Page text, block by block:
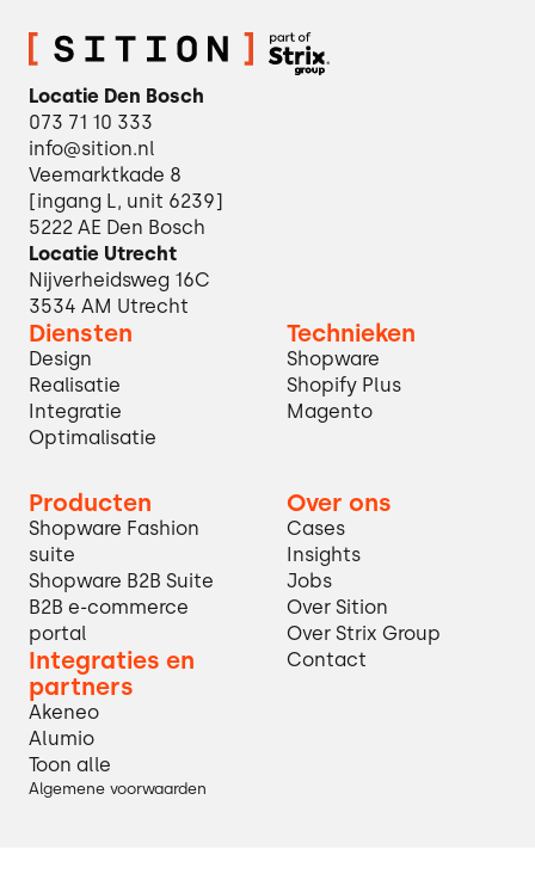
Locatie Den Bosch
073 71 10 333
info@sition.nl
Veemarktkade 8
[ingang L, unit 6239]
5222 AE Den Bosch
Locatie Utrecht
Nijverheidsweg 16C
3534 AM Utrecht
Diensten
Design
Realisatie
Integratie
Optimalisatie
Technieken
Shopware
Shopify Plus
Magento
Producten
Shopware Fashion
suite
Shopware B2B Suite
B2B e-commerce
portal
Integraties en
partners
Akeneo
Alumio
Toon alle
Over ons
Cases
Insights
Jobs
Over Sition
Over Strix Group
Contact
Algemene voorwaarden